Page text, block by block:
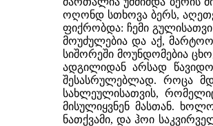
ოღონდ სთხოვა ბერს,
ფიქრობდა: ჩემი
მოუძულებია და აქ,
სიშორეში მოუნდომებია
ადგილიდან არსად
შესასრულებლად. როცა
სახლეულისათვის,
მისულიყვნენ მასთან.
ნათქვამი, და ჰოი